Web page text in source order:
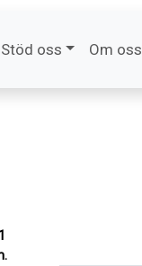
Stöd oss Om oss